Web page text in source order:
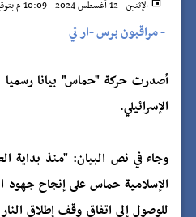
الإثنين - 12 أغسطس 2024 - 10:09 م بتوقيت عدن
-مراقبون برس -ار تي
أصدرت حركة "حماس" بيانا
الإسرائيلي.
وجاء في نص البيان: "منذ بداية
الإسلامية حماس على إنجاح جهود
للوصول إلى اتفاق وقف إطلاق